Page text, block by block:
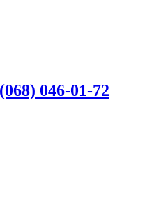
046-01-72